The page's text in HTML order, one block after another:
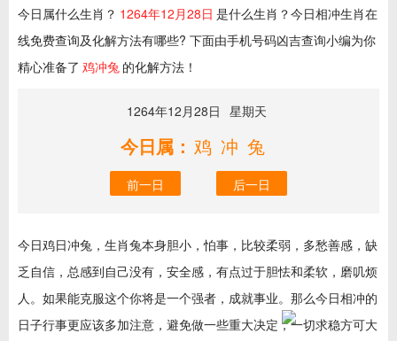
今日属什么生肖？ 1264年12月28日 是什么生肖？今日相冲生肖在
线免费查询及化解方法有哪些? 下面由手机号码凶吉查询小编为你
精心准备了 鸡冲兔 的化解方法！
1264年12月28日 星期天
今日属： 鸡冲兔
前一日 后一日
今日鸡日冲兔，生肖兔本身胆小，怕事，比较柔弱，多愁善感，缺
乏自信，总感到自己没有，安全感，有点过于胆怯和柔软，磨叽烦
人。如果能克服这个你将是一个强者，成就事业。那么今日相冲的
日子行事更应该多加注意，避免做一些重大决定，一切求稳方可大